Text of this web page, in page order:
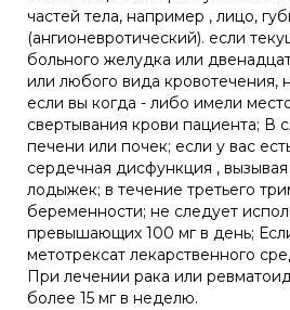
частей тела, например , лицо,
(ангионевротический). если
больного желудка или
или любого вида кровотечения,
если вы когда - либо имели
свертывания крови пациента; В
печени или почек; если у вас
сердечная дисфункция ,
лодыжек; в течение третьего
беременности; не следует
превышающих 100 мг в день;
метотрексат лекарственного
При лечении рака или
более 15 мг в неделю.